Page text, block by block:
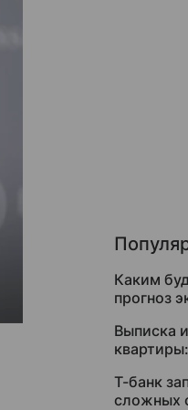
Каким
прогноз
Выписка
Т-банк
сложных